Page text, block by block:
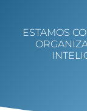
ESTAMOS